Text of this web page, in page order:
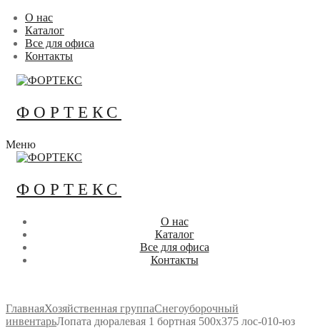
Перейти
содержимому
Меню
Закрыть
О нас
Каталог
Все для офиса
Контакты
ФОРТЕКС
Меню
ФОРТЕКС
О нас
Каталог
Все для офиса
Контакты
ГлавнаяХозяйственная группаСнегоуборочный
инвентарьЛопата дюралевая 1 бортная 500х375 лос-010-юз